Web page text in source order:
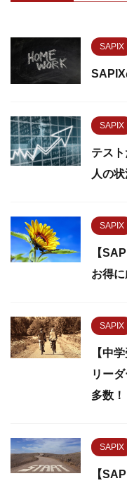
SAPIX
SAPIX
テス
人の
SAPIX
【
お得に
SAPIX
【中
リー
多数！
SAPIX
【